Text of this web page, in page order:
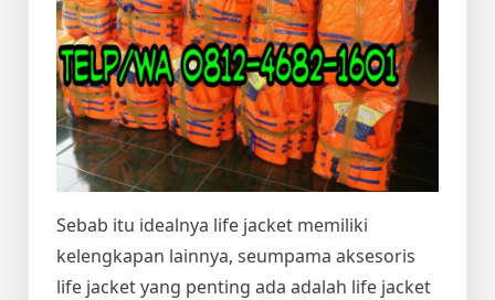
Sebab itu idealnya life jacket memiliki
kelengkapan lainnya, seumpama aksesoris
life jacket yang penting ada adalah life jacket